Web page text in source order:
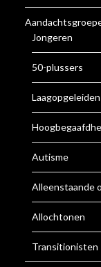
Jongeren
50-plussers
Laagopgeleiden
Autisme
Alleenstaande
Allochtonen
Transitionisten